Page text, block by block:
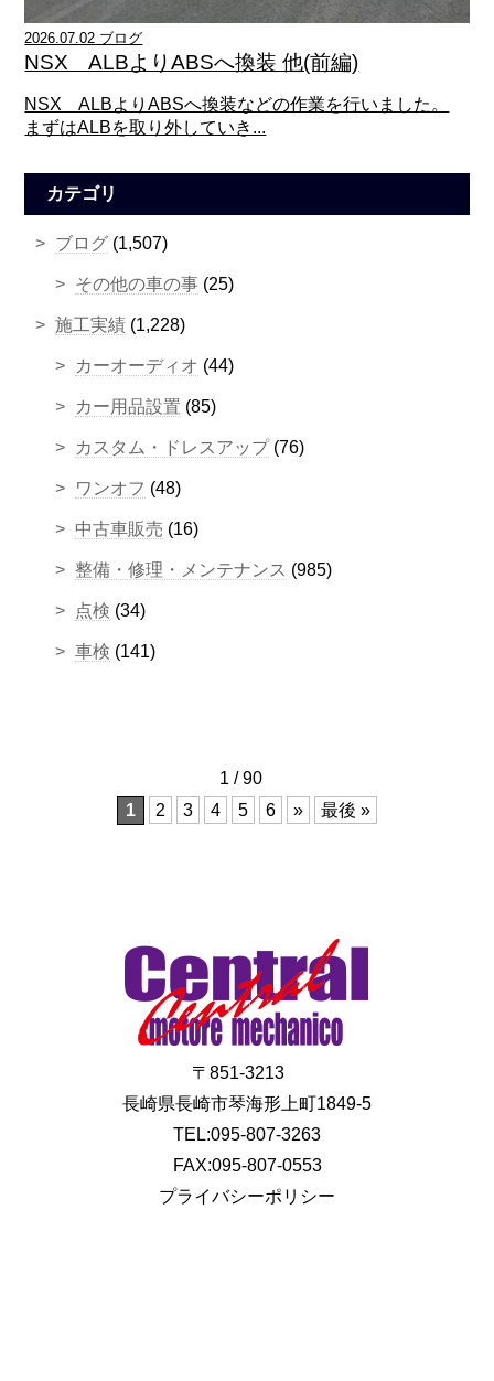
2026.07.02 ブログ
NSX ALBよりABSへ換装 他(前編)
NSX ALBよりABSへ換装などの作業を行いました。
まずはALBを取り外していき...
カテゴリ
ブログ (1,507)
その他の車の事 (25)
施工実績 (1,228)
カーオーディオ (44)
カー用品設置 (85)
カスタム・ドレスアップ (76)
ワンオフ (48)
中古車販売 (16)
整備・修理・メンテナンス (985)
点検 (34)
車検 (141)
1 / 90
1
2 3 4 5 6 » 最後 »
〒851-3213
長崎県長崎市琴海形上町1849-5
TEL:095-807-3263
FAX:095-807-0553
プライバシーポリシー